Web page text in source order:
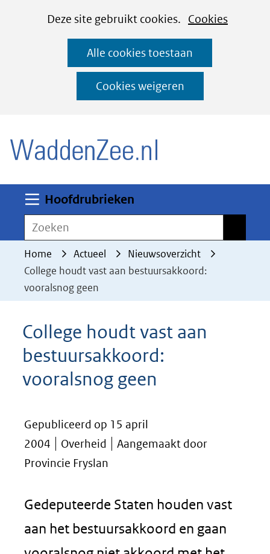
CookiesDeze site gebruikt cookies. Cookies
deze
worden
toegestaan
geweigerd.
Alle cookies toestaan
Cookies weigeren
Ga
naar
de
inhoud
Hoofdrubrieken
Zoeken
Home Actueel
Nieuwsoverzicht
College houdt vast aan bestuursakkoord:
vooralsnog geen
College houdt vast aan
bestuursakkoord:
vooralsnog geen
Gepubliceerd op 15 april
2004
Overheid
Aangemaakt door
Provincie Fryslan
Gedeputeerde Staten houden vast
aan het bestuursakkoord en gaan